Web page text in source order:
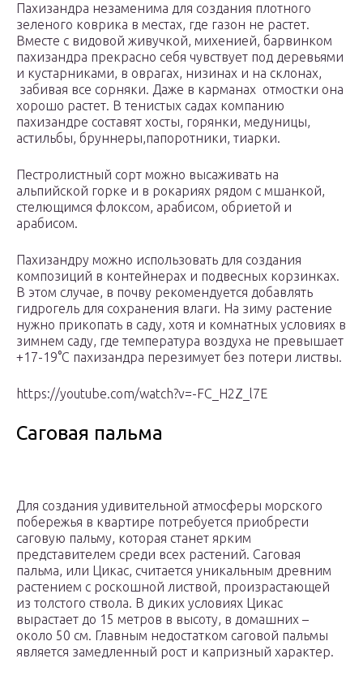
Пахизандра незаменима для создания плотного
зеленого коврика в местах, где газон не растет.
Вместе с видовой живучкой, михенией, барвинком
пахизандра прекрасно себя чувствует под деревьями
и кустарниками, в оврагах, низинах и на склонах,
забивая все сорняки. Даже в карманах отмостки она
хорошо растет. В тенистых садах компанию
пахизандре составят хосты, горянки, медуницы,
астильбы, бруннеры,папоротники, тиарки.
Пестролистный сорт можно высаживать на
альпийской горке и в рокариях рядом с мшанкой,
стелющимся флоксом, арабисом, обриетой и
арабисом.
Пахизандру можно использовать для создания
композиций в контейнерах и подвесных корзинках.
В этом случае, в почву рекомендуется добавлять
гидрогель для сохранения влаги. На зиму растение
нужно прикопать в саду, хотя и комнатных условиях в
зимнем саду, где температура воздуха не превышает
+17-19°С пахизандра перезимует без потери листвы.
https://youtube.com/watch?v=-FC_H2Z_l7E
Саговая пальма
Для создания удивительной атмосферы морского
побережья в квартире потребуется приобрести
саговую пальму, которая станет ярким
представителем среди всех растений. Саговая
пальма, или Цикас, считается уникальным древним
растением с роскошной листвой, произрастающей
из толстого ствола. В диких условиях Цикас
вырастает до 15 метров в высоту, в домашних –
около 50 см. Главным недостатком саговой пальмы
является замедленный рост и капризный характер.